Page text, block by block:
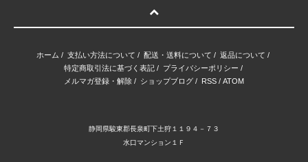
ホーム / 支払い方法について / 配送・送料について / 返品について /
特定商取引法に基づく表記/ プライバシーポリシー /
メルマガ登録・解除 / ショップブログ / RSS / ATOM
静岡県駿東郡長泉町下土狩１１９４－７３
水口マンション１Ｆ